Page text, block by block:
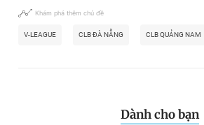
Khám phá thêm chủ đề
V-LEAGUE CLB ĐÀ NẴNG CLB QUẢNG NAM